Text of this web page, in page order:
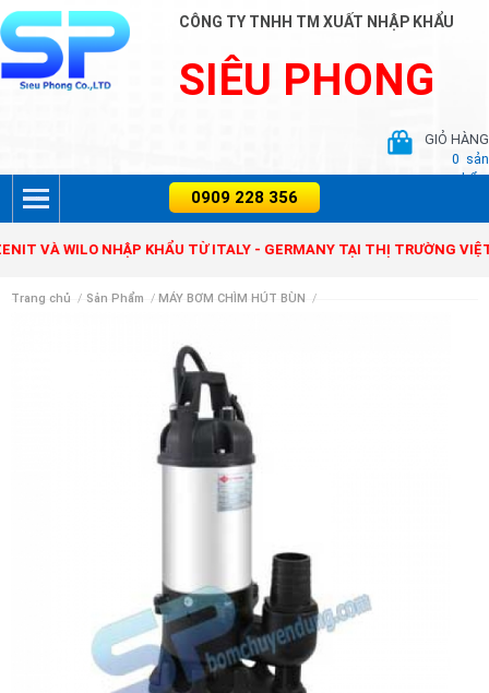
CÔNG TY TNHH TM XUẤT NHẬP KHẨU
SIÊU PHONG
GIỎ HÀNG
0 sản
phẩm
WILO NHẬP KHẨU TỪ ITALY - GERMANY TẠI THỊ TRƯỜNG VIỆT
Trang chủ / Sản Phẩm / MÁY BƠM CHÌM HÚT BÙN /